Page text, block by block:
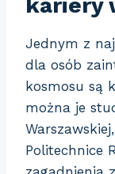
Jednym z
dla osób
kosmosu są
można je
Politechnice